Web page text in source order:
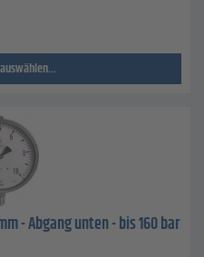
- Abgang unten - bis 160 bar